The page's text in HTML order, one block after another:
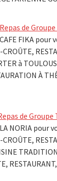
de Groupe
FIKA pour
à
À
de Groupe
NORIA pour